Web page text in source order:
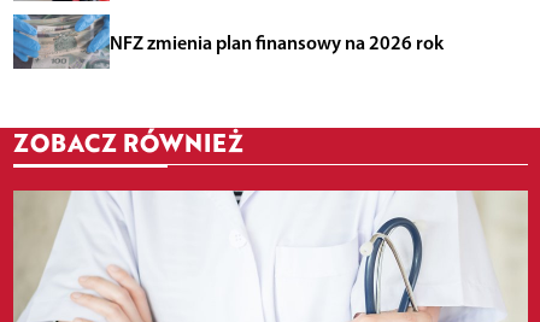
NFZ zmienia plan finansowy na 2026 rok
ZOBACZ RÓWNIEŻ